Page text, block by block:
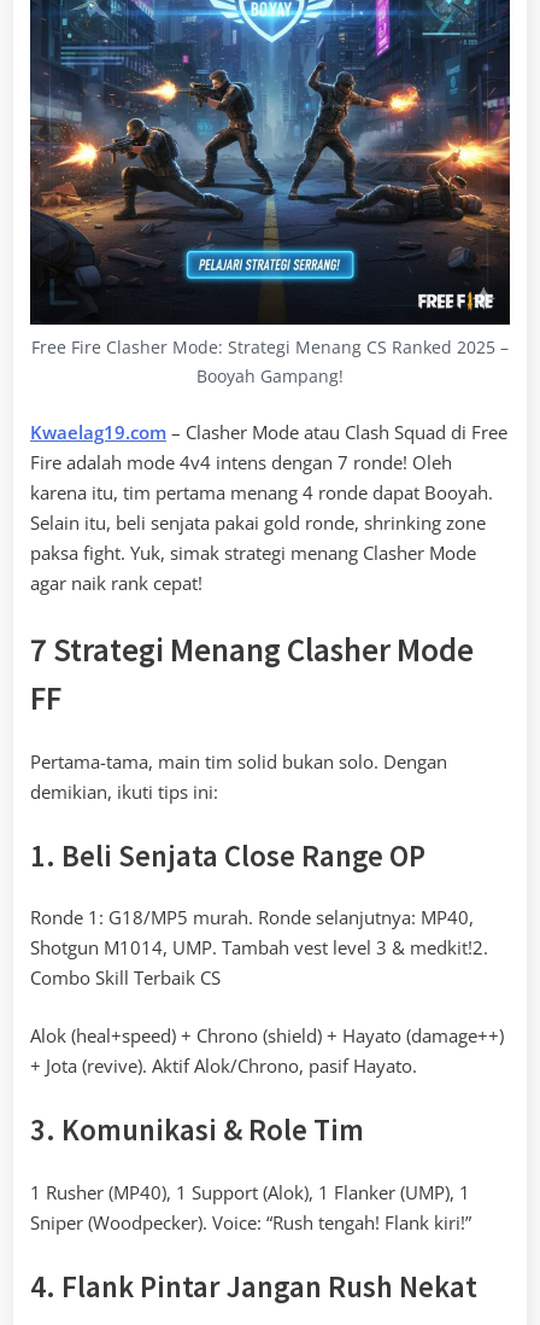
Free Fire Clasher Mode: Strategi Menang CS Ranked 2025 –
Booyah Gampang!
Kwaelag19.com – Clasher Mode atau Clash Squad di Free
Fire adalah mode 4v4 intens dengan 7 ronde! Oleh
karena itu, tim pertama menang 4 ronde dapat Booyah.
Selain itu, beli senjata pakai gold ronde, shrinking zone
paksa fight. Yuk, simak strategi menang Clasher Mode
agar naik rank cepat!
7 Strategi Menang Clasher Mode
FF
Pertama-tama, main tim solid bukan solo. Dengan
demikian, ikuti tips ini:
1. Beli Senjata Close Range OP
Ronde 1: G18/MP5 murah. Ronde selanjutnya: MP40,
Shotgun M1014, UMP. Tambah vest level 3 & medkit!2.
Combo Skill Terbaik CS
Alok (heal+speed) + Chrono (shield) + Hayato (damage++)
+ Jota (revive). Aktif Alok/Chrono, pasif Hayato.
3. Komunikasi & Role Tim
1 Rusher (MP40), 1 Support (Alok), 1 Flanker (UMP), 1
Sniper (Woodpecker). Voice: “Rush tengah! Flank kiri!”
4. Flank Pintar Jangan Rush Nekat